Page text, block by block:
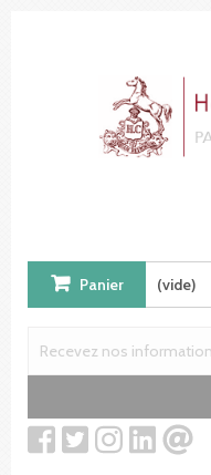
Panier (vide)